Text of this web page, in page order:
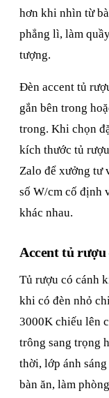
hơn khi nhìn từ
phẳng lì, làm
tượng.
Đèn accent tủ
gắn bên trong
trong. Khi chọn
kích thước tủ
Zalo để xưởng tư
số W/cm cố định
khác nhau.
Accent tủ
Tủ rượu có cánh
khi có đèn nhỏ
3000K chiếu lên
trông sang trọng
thời, lớp ánh
bàn ăn, làm